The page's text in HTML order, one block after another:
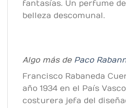
fantasías. Un perfume
belleza descomunal.
Algo más de Paco
Francisco Rabaneda
año 1934 en el País
costurera jefa del